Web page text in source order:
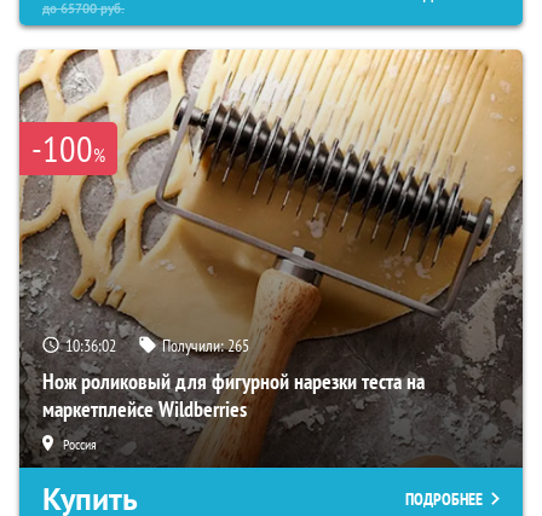
до65700руб.
-100%
10:36:00 Получили:265
Нож роликовый для фигурной нарезки теста на
маркетплейсе Wildberries
Россия
Купить ПОДРОБНЕЕ